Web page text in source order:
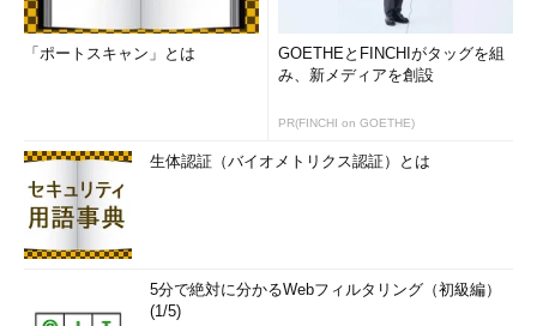
「ポートスキャン」とは
GOETHEとFINCHIがタッグを組
み、新メディアを創設
PR(FINCHI on GOETHE)
生体認証（バイオメトリクス認証）とは
5分で絶対に分かるWebフィルタリング（初級編）
(1/5)